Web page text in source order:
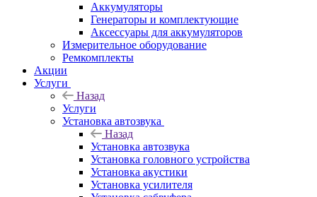
Аккумуляторы
Генераторы и комплектующие
Аксессуары для аккумуляторов
Измерительное оборудование
Ремкомплекты
Акции
Услуги
Назад
Услуги
Установка автозвука
Назад
Установка автозвука
Установка головного устройства
Установка акустики
Установка усилителя